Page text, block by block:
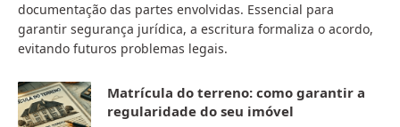
documentação das partes envolvidas. Essencial para
garantir segurança jurídica, a escritura formaliza o acordo,
evitando futuros problemas legais.
Matrícula do terreno: como garantir a
regularidade do seu imóvel